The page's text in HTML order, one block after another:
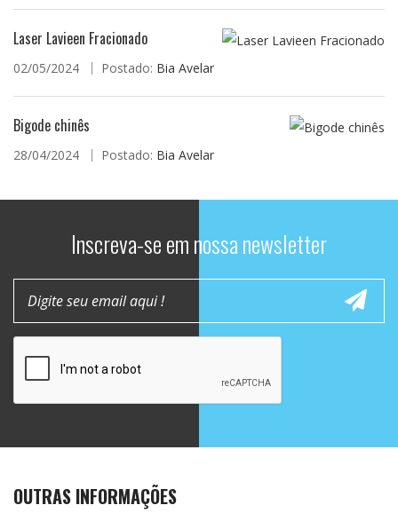
Laser Lavieen Fracionado
02/05/2024 Postado: Bia Avelar
Bigode chinês
28/04/2024 Postado: Bia Avelar
Inscreva-se em nossa newsletter
OUTRAS INFORMAÇÕES